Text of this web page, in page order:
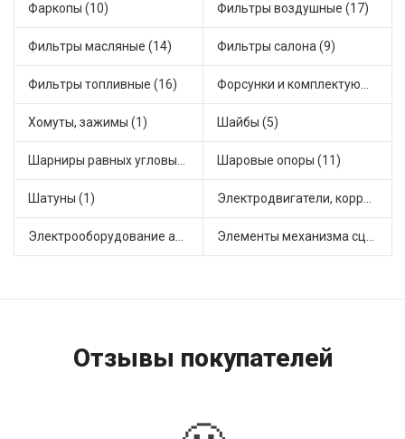
Фаркопы (10) Фильтры воздушные (17)
Фильтры масляные (14) Фильтры салона (9)
Фильтры топливные (16) Форсунки и комплектующие (3)
Хомуты, зажимы (1) Шайбы (5)
Шарниры равных угловых скоростей, приводные валы (16) Шаровые опоры (11)
Шатуны (1) Электродвигатели, корректоры и приводы автомобильн (35)
Электрооборудование автомобилей (24) Элементы механизма сцепления (74)
Отзывы покупателей